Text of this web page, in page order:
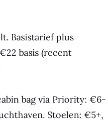
Basistarief plus
basis (recent
bag via Priority: €6-
Stoelen: €5+,